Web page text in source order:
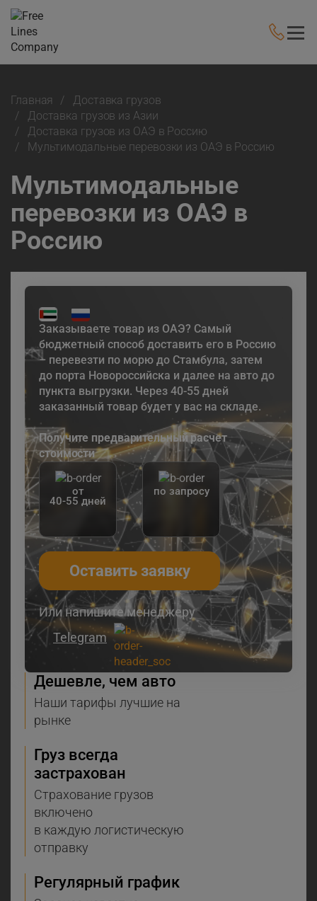
Главная
Доставка грузов
Доставка грузов из Азии
Доставка грузов из ОАЭ в Россию
Мультимодальные перевозки из ОАЭ в Россию
Мультимодальные
перевозки из ОАЭ в
Россию
Заказываете товар из ОАЭ? Самый
бюджетный способ доставить его в Россию
– перевезти по морю до Стамбула, затем
до порта Новороссийска и далее на авто до
пункта выгрузки. Через 40-55 дней
заказанный товар будет у вас на складе.
Получите предварительный расчет
стоимости
от
40-55 дней
по запросу
Оставить заявку
Или напишите менеджеру
Telegram
Дешевле, чем авто
Наши тарифы лучшие на
рынке
Груз всегда
застрахован
Страхование грузов
включено
в каждую логистическую
отправку
Регулярный график